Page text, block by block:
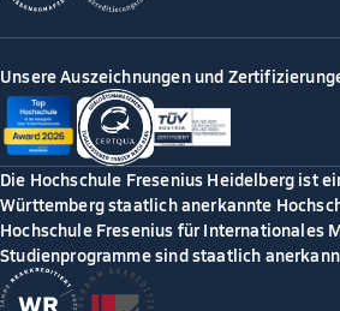
Unsere Auszeichnungen und
Die Hochschule Fresenius Heidelberg ist
Württemberg staatlich anerkannte
Hochschule Fresenius für Internationales
Studienprogramme sind staatlich